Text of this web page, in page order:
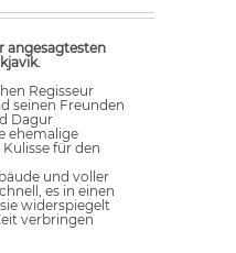
angesagtesten
Regisseur
seinen Freunden
Dagur
ehemalige
für den
und voller
es in einen
widerspiegelt
verbringen